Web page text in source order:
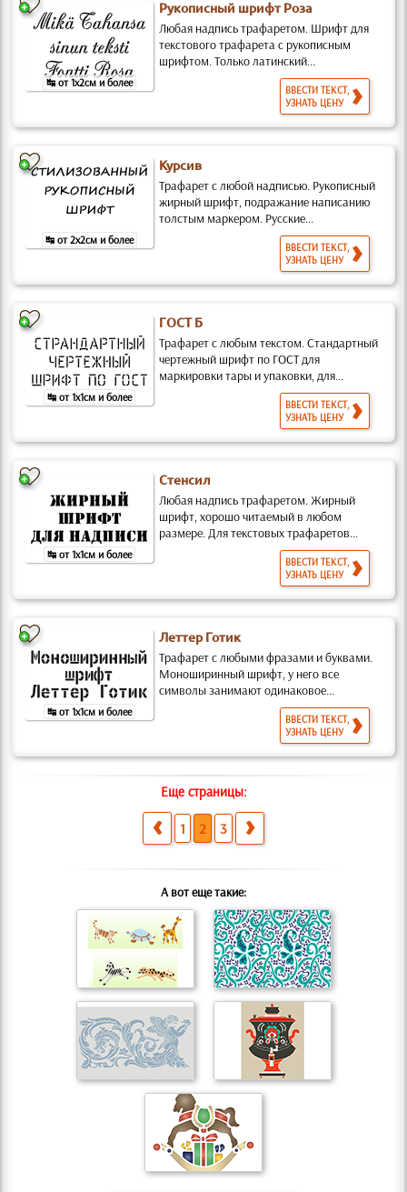
↹ от 1x2см и более
Рукописный шрифт Роза
Любая надпись трафаретом. Шрифт для
текстового трафарета с рукописным
шрифтом. Только латинский...
ВВЕСТИ ТЕКСТ,
УЗНАТЬ ЦЕНУ
↹ от 2x2см и более
Курсив
Трафарет с любой надписью. Рукописный
жирный шрифт, подражание написанию
толстым маркером. Русские...
ВВЕСТИ ТЕКСТ,
УЗНАТЬ ЦЕНУ
↹ от 1x1см и более
ГОСТ Б
Трафарет с любым текстом. Стандартный
чертежный шрифт по ГОСТ для
маркировки тары и упаковки, для...
ВВЕСТИ ТЕКСТ,
УЗНАТЬ ЦЕНУ
↹ от 1x1см и более
Стенсил
Любая надпись трафаретом. Жирный
шрифт, хорошо читаемый в любом
размере. Для текстовых трафаретов...
ВВЕСТИ ТЕКСТ,
УЗНАТЬ ЦЕНУ
↹ от 1x1см и более
Леттер Готик
Трафарет с любыми фразами и буквами.
Моноширинный шрифт, у него все
символы занимают одинаковое...
ВВЕСТИ ТЕКСТ,
УЗНАТЬ ЦЕНУ
Еще страницы:
1 2 3
А вот еще такие: